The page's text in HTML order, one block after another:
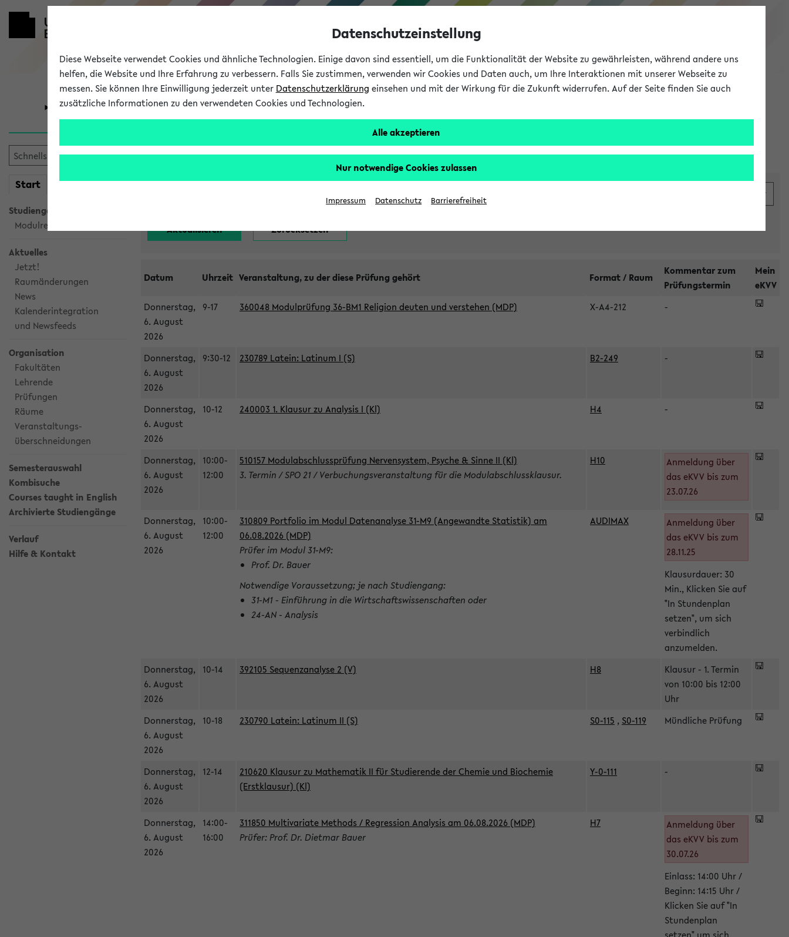
eKVV
Universität Forschung Studium
Start meineKVV
Studiengangsauswahl
Modulrecherche
Aktuelles
Jetzt!
Raumänderungen
News
Kalenderintegration
und Newsfeeds
Organisation
Fakultäten
Lehrende
Prüfungen
Räume
Veranstaltungs-
überschneidungen
Semesterauswahl
Kombisuche
Courses taught in English
Archivierte Studiengänge
Verlauf
Hilfe & Kontakt
Alle noch stattfindenden Prüfungen
Datum Uhrzeit Veranstaltung, zu der diese Prüfung gehört Format / Raum
Kommentar zum
Prüfungstermin
Mein
eKVV
Donnerstag,
6. August
2026
9-17 360048 Modulprüfung 36-BM1 Religion deuten und verstehen (MDP) X-A4-212 -
Donnerstag,
6. August
2026
9:30-12 230789 Latein: Latinum I (S) B2-249 -
Donnerstag,
6. August
2026
10-12 240003 1. Klausur zu Analysis I (Kl) H4 -
Donnerstag,
6. August
2026
10:00-
12:00
510157 Modulabschlussprüfung Nervensystem, Psyche & Sinne II (Kl)
3. Termin / SPO 21 / Verbuchungsveranstaltung für die Modulabschlussklausur.
H10
Anmeldung über
das eKVV bis zum
23.07.26
Donnerstag,
6. August
2026
10:00-
12:00
310809 Portfolio im Modul Datenanalyse 31-M9 (Angewandte Statistik) am
06.08.2026 (MDP)
Prüfer im Modul 31-M9:
Prof. Dr. Bauer
Notwendige Voraussetzung; je nach Studiengang:
31-M1 - Einführung in die Wirtschaftswissenschaften oder
24-AN - Analysis
AUDIMAX
Anmeldung über
das eKVV bis zum
28.11.25
Klausurdauer: 30
Min., Klicken Sie auf
"In Stundenplan
setzen", um sich
verbindlich
anzumelden.
Donnerstag,
6. August
2026
10-14 392105 Sequenzanalyse 2 (V) H8
Klausur - 1. Termin
von 10:00 bis 12:00
Uhr
Donnerstag,
6. August
2026
10-18 230790 Latein: Latinum II (S) S0-115 , S0-119 Mündliche Prüfung
Donnerstag,
6. August
2026
12-14
210620 Klausur zu Mathematik II für Studierende der Chemie und Biochemie
(Erstklausur) (Kl)
Y-0-111 -
Donnerstag,
6. August
2026
14:00-
16:00
311850 Multivariate Methods / Regression Analysis am 06.08.2026 (MDP)
Prüfer: Prof. Dr. Dietmar Bauer
H7
Anmeldung über
das eKVV bis zum
30.07.26
Einlass: 14:00 Uhr /
Beginn: 14:15 Uhr /
Klicken Sie auf "In
Stundenplan
Datenschutzeinstellung
Diese Webseite verwendet Cookies und ähnliche Technologien. Einige davon sind essentiell, um die Funktionalität der Website zu gewährleisten, während andere uns
helfen, die Website und Ihre Erfahrung zu verbessern. Falls Sie zustimmen, verwenden wir Cookies und Daten auch, um Ihre Interaktionen mit unserer Webseite zu
messen. Sie können Ihre Einwilligung jederzeit unter Datenschutzerklärung einsehen und mit der Wirkung für die Zukunft widerrufen. Auf der Seite finden Sie auch
zusätzliche Informationen zu den verwendeten Cookies und Technologien.
Alle akzeptieren
Nur notwendige Cookies zulassen
Impressum Datenschutz Barrierefreiheit